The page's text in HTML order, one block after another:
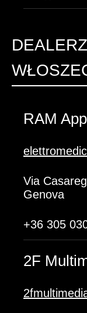
RAM
Via
Genova
+36 305
2F